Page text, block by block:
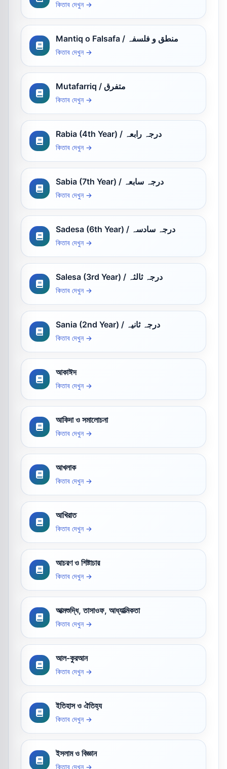
কিতাব দেখুন →
Mantiq o Falsafa / منطق و فلسفہ
কিতাব দেখুন →
Mutafarriq / متفرق
কিতাব দেখুন →
Rabia (4th Year) / درجہ رابعہ
কিতাব দেখুন →
Sabia (7th Year) / درجہ سابعہ
কিতাব দেখুন →
Sadesa (6th Year) / درجہ سادسہ
কিতাব দেখুন →
Salesa (3rd Year) / درجہ ثالثہ
কিতাব দেখুন →
Sania (2nd Year) / درجہ ثانیہ
কিতাব দেখুন →
আকাঈদ
কিতাব দেখুন →
আকিদা ও সমালোচনা
কিতাব দেখুন →
আখলাক
কিতাব দেখুন →
আখিরাত
কিতাব দেখুন →
আচরণ ও শিষ্টাচার
কিতাব দেখুন →
আত্মশুদ্ধি, তাসাওফ, আধ্যাত্মিকতা
কিতাব দেখুন →
আল-কুরআন
কিতাব দেখুন →
ইতিহাস ও ঐতিহ্য
কিতাব দেখুন →
ইসলাম ও বিজ্ঞান
কিতাব দেখুন →